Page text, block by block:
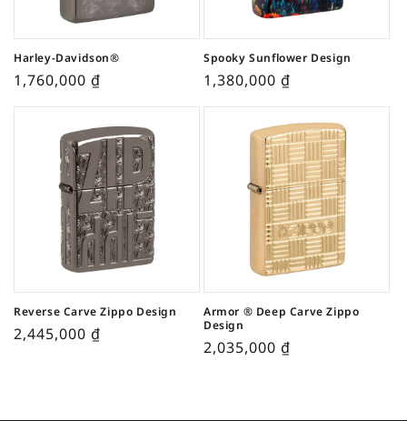
Harley-Davidson®
1,760,000 ₫
Spooky Sunflower Design
1,380,000 ₫
Reverse Carve Zippo Design
2,445,000 ₫
Armor ® Deep Carve Zippo
Design
2,035,000 ₫